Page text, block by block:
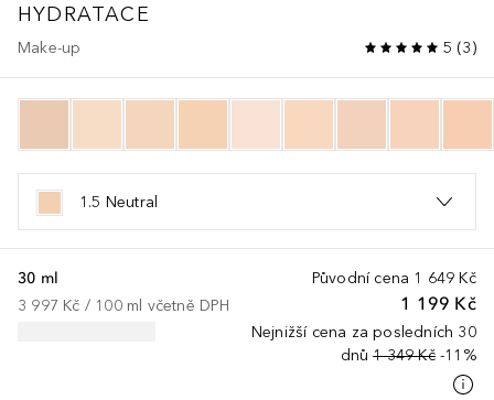
HYDRATACE
Make-up 5 (3)
1.5 Neutral
Původní cena 1 649 Kč
1 199 Kč
Nejnižší cena za posledních 30
dnů 1 349 Kč-11%
30 ml
3 997 Kč / 100 ml včetně DPH